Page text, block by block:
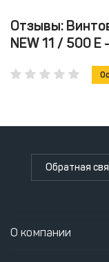
Отзывы:
NEW 11 / 500 E
Обратная
О компании